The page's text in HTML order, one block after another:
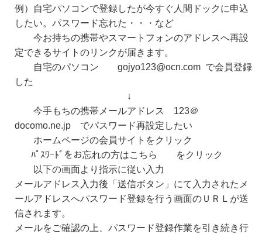
例）自宅パソコンで登録したが今すぐ人間ドックに申込
したい。パスワード忘れた・・・など
今お持ちの携帯やスマートフォンのアドレスへ再設
定できるサイトのリンクが届きます。
自宅のパソコン gojyo123@ocn.com で会員登録
した
↓
今手もちの携帯メールアドレス 123＠
docomo.ne.jp でパスワード再設定したい
ホームページの会員サイトをクリック
ﾊﾟｽﾜｰﾄﾞをお忘れの方はこちら をクリック
以下の画面より指示に従い入力
メールアドレス入力後「送信ボタン」にて入力されたメ
ールアドレスへパスワード登録を行う画面のＵＲＬが送
信されます。
メールをご確認の上、パスワード登録作業を引き続き行